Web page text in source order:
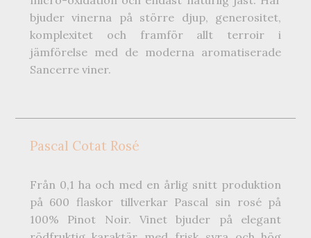
bjuder vinerna på större djup, generositet,
komplexitet och framför allt terroir i
jämförelse med de moderna aromatiserade
Sancerre viner.
Pascal Cotat Rosé
Från 0,1 ha och med en årlig snitt produktion
på 600 flaskor tillverkar Pascal sin rosé på
100% Pinot Noir. Vinet bjuder på elegant